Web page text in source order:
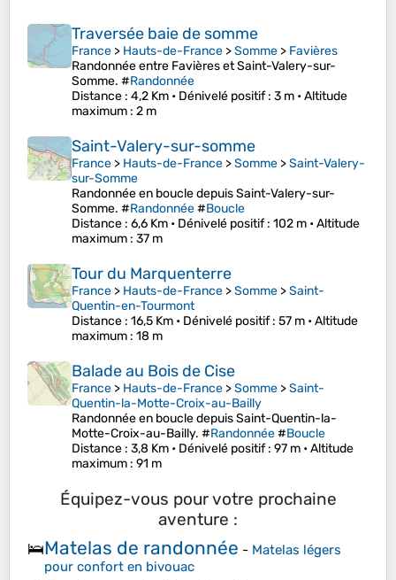
Traversée baie de somme
France > Hauts-de-France >Somme > Favières
Randonnée entre Favières et Saint-Valery-sur-
Somme. #Randonnée
Distance : 4,2 Km • Dénivelé positif: 3 m •Altitude
maximum : 2 m
Saint-Valery-sur-somme
France > Hauts-de-France >Somme >Saint-Valery-
sur-Somme
Randonnée en boucle depuis Saint-Valery-sur-
Somme. #Randonnée#Boucle
Distance : 6,6 Km • Dénivelé positif: 102 m •Altitude
maximum : 37 m
Tour du Marquenterre
France > Hauts-de-France >Somme >Saint-
Quentin-en-Tourmont
Distance : 16,5 Km • Dénivelé positif: 57 m •Altitude
maximum : 18 m
Balade au Bois de Cise
France > Hauts-de-France >Somme >Saint-
Quentin-la-Motte-Croix-au-Bailly
Randonnée en boucle depuis Saint-Quentin-la-
Motte-Croix-au-Bailly. #Randonnée#Boucle
Distance : 3,8 Km • Dénivelé positif: 97 m •Altitude
maximum : 91 m
Équipez-vous pour votre prochaine
aventure :
🛌Matelas de randonnée - Matelas légers
pour confort en bivouac